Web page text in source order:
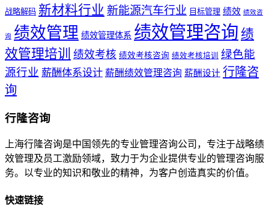
战略解码 新材料行业 新能源汽车行业 目标管理 绩效 绩效咨
询 绩效管理 绩效管理体系 绩效管理咨询 绩
效管理培训 绩效考核 绩效考核咨询 绩效考核培训
绿色能
源行业 薪酬体系设计 薪酬绩效管理咨询 薪酬设计 行隆咨
询
行隆咨询
上海行隆咨询是中国领先的专业管理咨询公司，专注于战略绩
效管理及员工激励领域，致力于为企业提供专业的管理咨询服
务。以专业的知识和敬业的精神，为客户创造真实的价值。
快速链接